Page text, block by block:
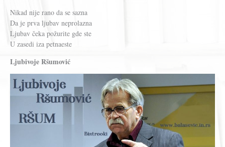
Nikad nije rano da se sazna
Da je prva ljubav neprolazna
Ljubav čeka požurite gde ste
U zasedi iza petnaeste
Ljubivoje Ršumović